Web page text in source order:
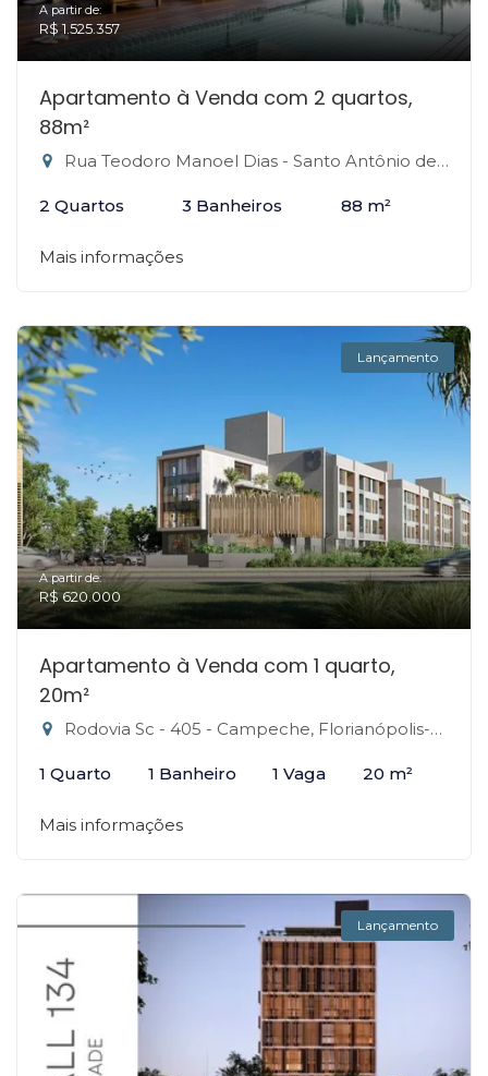
A partir de:
R$ 1.525.357
Apartamento à Venda com 2 quartos,
88m²
Rua Teodoro Manoel Dias - Santo Antônio de Lisboa, Florianópolis-SC
2 Quartos 3 Banheiros 88 m²
Mais informações
Lançamento
A partir de:
R$ 620.000
Apartamento à Venda com 1 quarto,
20m²
Rodovia Sc - 405 - Campeche, Florianópolis-SC
1 Quarto 1 Banheiro 1 Vaga 20 m²
Mais informações
Lançamento